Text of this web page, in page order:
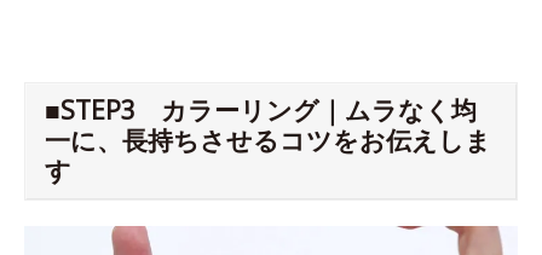
■STEP3 カラーリング｜ムラなく均
一に、長持ちさせるコツをお伝えしま
す